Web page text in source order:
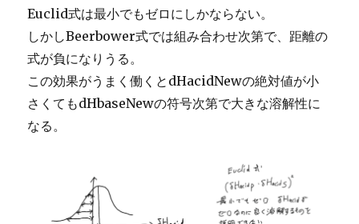
Euclid式は最小でもゼロにしかならない。
しかしBeerbower式では組み合わせ次第で、距離の
式が負になりうる。
この効果がうまく働くとdHacidNewの絶対値が小
さくてもdHbaseNewの符号次第で大きな溶解性に
なる。